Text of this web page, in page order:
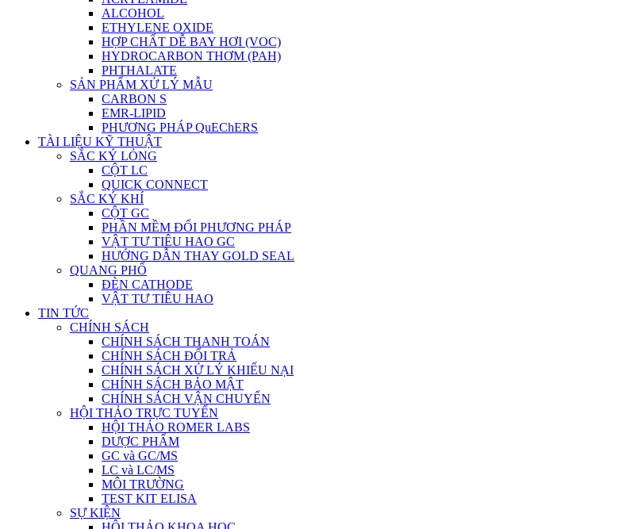
ALCOHOL
ETHYLENE OXIDE
HỢP CHẤT DỄ BAY HƠI (VOC)
HYDROCARBON THƠM (PAH)
PHTHALATE
SẢN PHẨM XỬ LÝ MẪU
CARBON S
EMR-LIPID
PHƯƠNG PHÁP QuEChERS
TÀI LIỆU KỸ THUẬT
SẮC KÝ LỎNG
CỘT LC
QUICK CONNECT
SẮC KÝ KHÍ
CỘT GC
PHẦN MỀM ĐỔI PHƯƠNG PHÁP
VẬT TƯ TIÊU HAO GC
HƯỚNG DẪN THAY GOLD SEAL
QUANG PHỔ
ĐÈN CATHODE
VẬT TƯ TIÊU HAO
TIN TỨC
CHÍNH SÁCH
CHÍNH SÁCH THANH TOÁN
CHÍNH SÁCH ĐỔI TRẢ
CHÍNH SÁCH XỬ LÝ KHIẾU NẠI
CHÍNH SÁCH BẢO MẬT
CHÍNH SÁCH VẬN CHUYỂN
HỘI THẢO TRỰC TUYẾN
HỘI THẢO ROMER LABS
DƯỢC PHẨM
GC và GC/MS
LC và LC/MS
MÔI TRƯỜNG
TEST KIT ELISA
SỰ KIỆN